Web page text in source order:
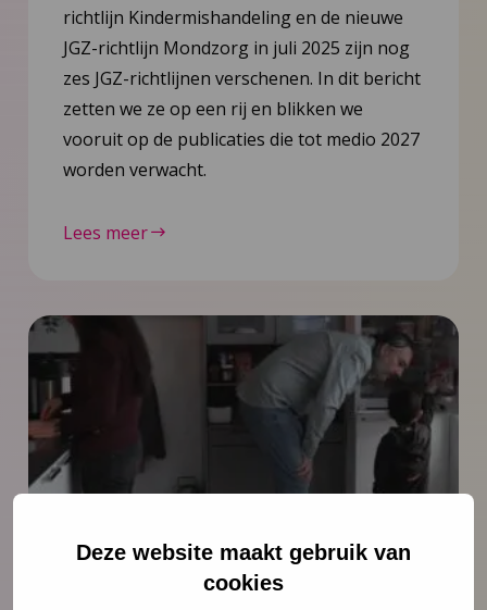
Deze website maakt gebruik van
cookies
richtlijn Kindermishandeling en de nieuwe
JGZ-richtlijn Mondzorg in juli 2025 zijn nog
zes JGZ-richtlijnen verschenen. In dit bericht
zetten we ze op een rij en blikken we
vooruit op de publicaties die tot medio 2027
worden verwacht.
Lees meer
Nieuws 6 juli 2026
Documentaire Integrale Vroeghulp